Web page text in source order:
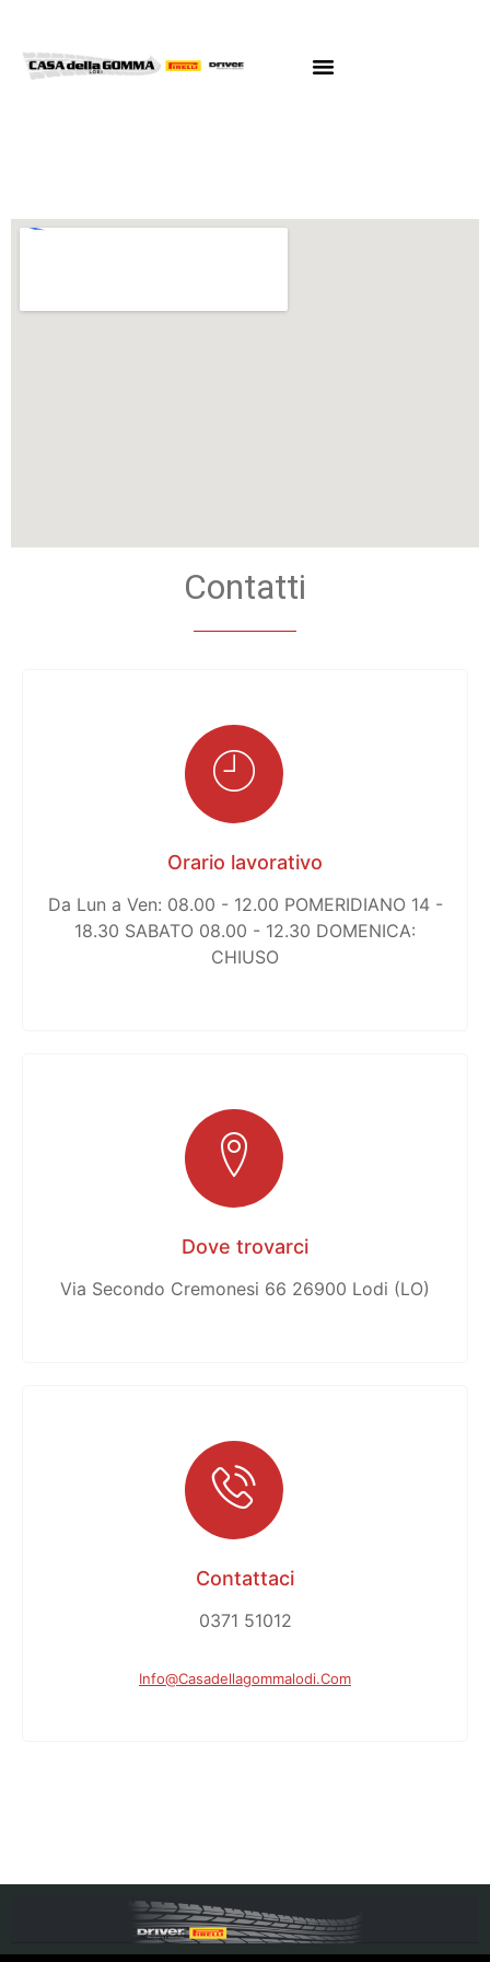
Contatti
Orario lavorativo
Da Lun a Ven: 08.00 - 12.00 POMERIDIANO 14 -
18.30 SABATO 08.00 - 12.30 DOMENICA:
CHIUSO
Dove trovarci
Via Secondo Cremonesi 66 26900 Lodi (LO)
Contattaci
0371 51012
Info@casadellagommalodi.com